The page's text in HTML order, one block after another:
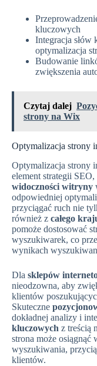
kluczowych
Integracja słów
optymalizacja
Budowanie
zwiększenia
Czytaj dalej
strony na Wix
Optymalizacja strony
Optymalizacja strony
element strategii SEO,
widoczności witryny
odpowiedniej
przyciągać ruch nie
również z całego
pomoże dostosować
wyszukiwarek, co
wynikach
Dla sklepów
nieodzowna, aby
klientów
Skuteczne
dokładnej analizy i
kluczowych z treścią
strona może
wyszukiwania,
klientów.